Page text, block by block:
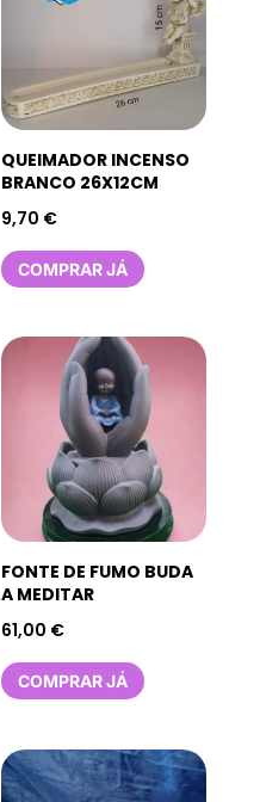
QUEIMADOR INCENSO
BRANCO 26X12CM
9,70 €
COMPRAR JÁ
FONTE DE FUMO BUDA
A MEDITAR
61,00 €
COMPRAR JÁ